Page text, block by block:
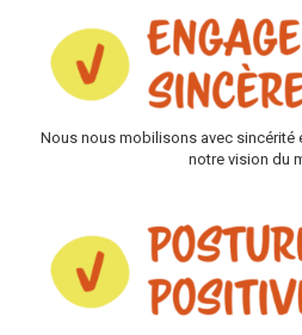
Nous nous mobilisons avec sincérité
notre vision du